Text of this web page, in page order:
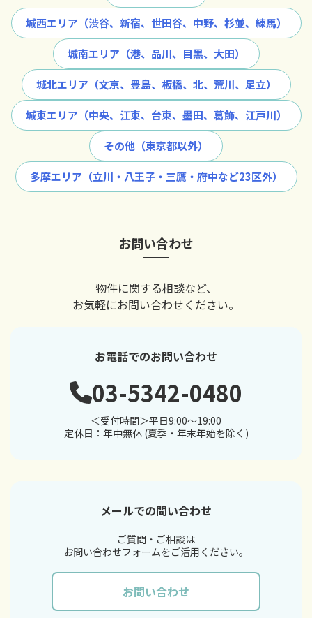
城西エリア（渋谷、新宿、世田谷、中野、杉並、練馬）
城南エリア（港、品川、目黒、大田）
城北エリア（文京、豊島、板橋、北、荒川、足立）
城東エリア（中央、江東、台東、墨田、葛飾、江戸川）
その他（東京都以外）
多摩エリア（立川・八王子・三鷹・府中など23区外）
お問い合わせ
物件に関する相談など、
お気軽にお問い合わせください。
お電話でのお問い合わせ
03-5342-0480
＜受付時間＞平日9:00～19:00
定休日：年中無休 (夏季・年末年始を除く)
メールでの問い合わせ
ご質問・ご相談は
お問い合わせフォームをご活用ください。
お問い合わせ